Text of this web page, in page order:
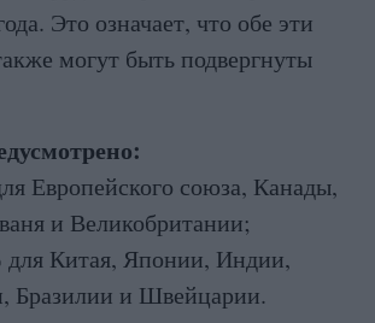
Это означает, что обе эти
могут быть подвергнуты
Европейского союза, Канады,
и Великобритании;
для Китая, Японии, Индии,
и Швейцарии.